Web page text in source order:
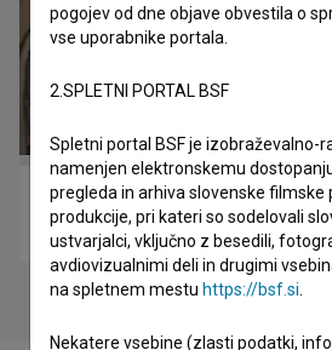
Wanted (2012)
otroški, vestern
pogojev od dne objave obvestila o
vse uporabnike portala.
2.SPLETNI PORTAL BSF
Spletni portal BSF je izobraževalno-
namenjen elektronskemu
pregleda in arhiva slovenske filmske
produkcije, pri kateri so sodelovali
ustvarjalci, vključno z besedili,
avdiovizualnimi deli in drugimi
na spletnem mestu https://bsf.si
Nekatere vsebine (zlasti podatki,